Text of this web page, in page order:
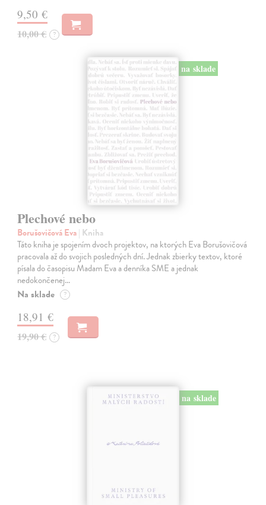
9,50 €
10,00 € ?
na sklade
Plechové nebo
Borušovičová Eva| Kniha
Táto kniha je spojením dvoch projektov, na ktorých Eva Borušovičová
pracovala až do svojich posledných dní. Jednak zbierky textov, ktoré
písala do časopisu Madam Eva a denníka SME a jednak
nedokončenej…
Na sklade ?
18,91 €
19,90 € ?
na sklade